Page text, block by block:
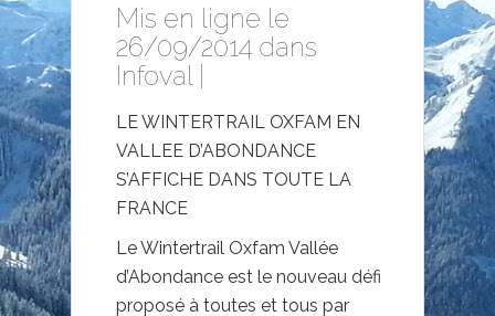
Mis en ligne le
26/09/2014 dans
Infoval
LE WINTERTRAIL OXFAM EN
VALLEE D’ABONDANCE
S’AFFICHE DANS TOUTE LA
FRANCE
Le Wintertrail Oxfam Vallée
d’Abondance est le nouveau défi
proposé à toutes et tous par